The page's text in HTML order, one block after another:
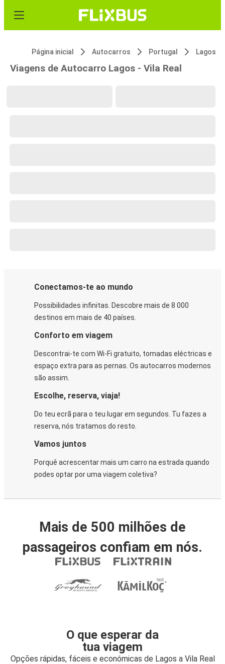
Página inicial Autocarros Portugal Lagos
Viagens de Autocarro Lagos - Vila Real
Conectamos-te ao mundo
Possibilidades infinitas. Descobre mais de 8 000
destinos em mais de 40 países.
Conforto em viagem
Descontrai-te com Wi-Fi gratuito, tomadas eléctricas e
espaço extra para as pernas. Os autocarros modernos
são assim.
Escolhe, reserva, viaja!
Do teu ecrã para o teu lugar em segundos. Tu fazes a
reserva, nós tratamos do resto.
Vamos juntos
Porquê acrescentar mais um carro na estrada quando
podes optar por uma viagem coletiva?
Mais de 500 milhões de
passageiros confiam em nós.
O que esperar da
tua viagem
Opções rápidas, fáceis e económicas de Lagos a Vila Real